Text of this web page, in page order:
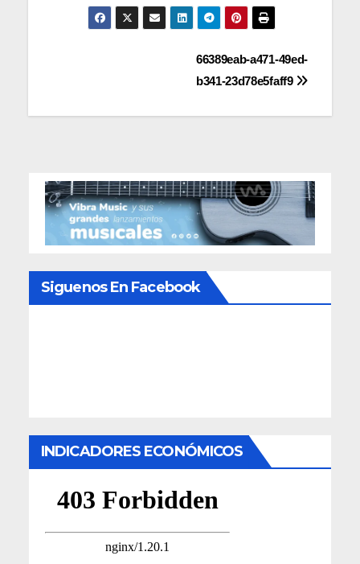
Navegación66389eab-a471-49ed-
b341-23d78e5faff9
Siguenos En Facebook
INDICADORES ECONÓMICOS